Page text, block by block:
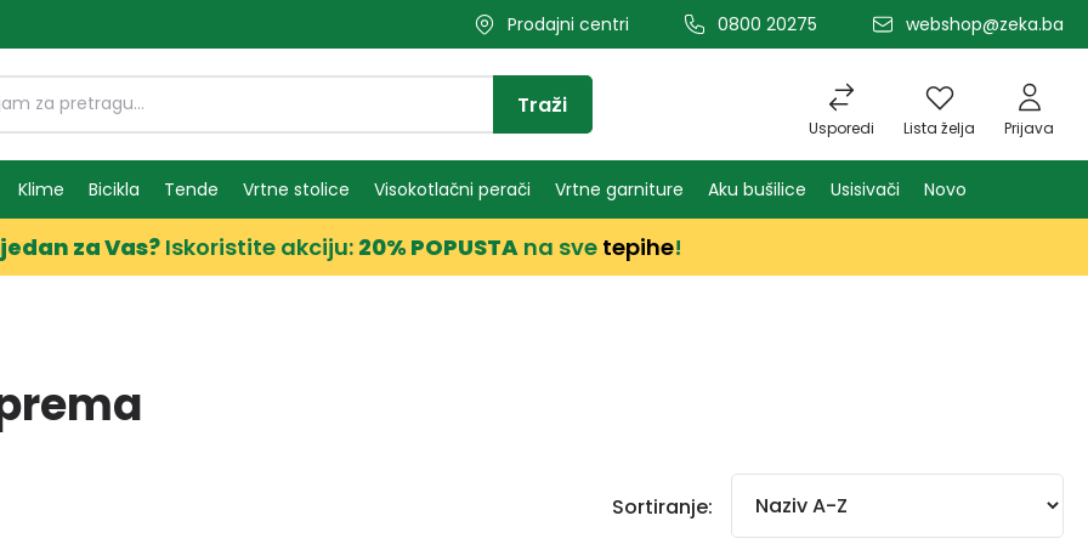
Prodajni centri 0800 20275 webshop@zeka.ba
Usporedi Lista želja Prijava
Traži
Klime Bicikla Tende Vrtne stolice Visokotlačni perači Vrtne garniture Aku bušilice Usisivači Novo
za Vas?Iskoristite akciju: 20% POPUSTA na sve tepihe!
Sortiranje: